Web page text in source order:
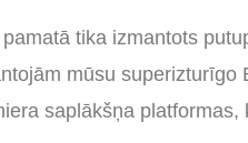
tika izmantots
mūsu
saplākšņa